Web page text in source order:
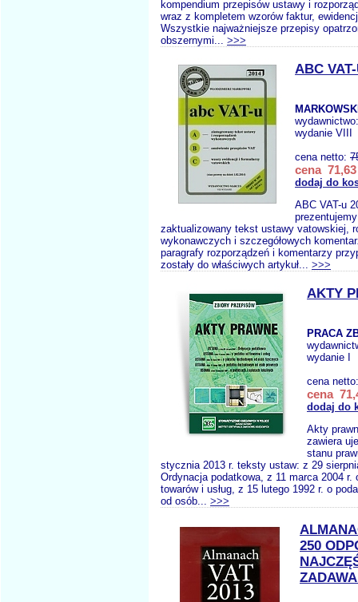
kompendium przepisów ustawy i
wraz z kompletem wzorów faktur,
Wszystkie najważniejsze przepisy
obszernymi... >>>
ABC
wydanie VIII
cena netto:
cena 71,63
dodaj do
ABC VAT-u
zaktualizowany tekst ustawy vatowskiej,
wykonawczych i szczegółowych
paragrafy rozporządzeń i komentarzy
zostały do właściwych artykuł... >>>
AKTY
PRACA
wydanie I
cena
cena
dodaj do
Akty
zawiera
stanu
stycznia 2013 r. teksty ustaw: z 29
Ordynacja podatkowa, z 11 marca 2004 r.
towarów i usług, z 15 lutego 1992 r. o
od osób... >>>
250